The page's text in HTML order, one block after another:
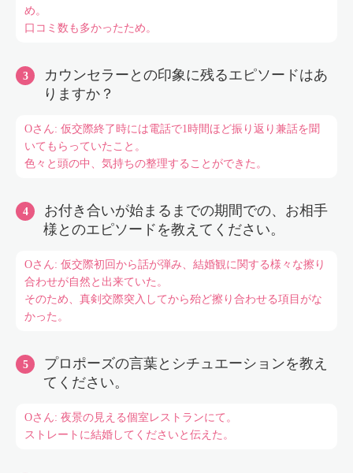
め。
口コミ数も多かったため。
カウンセラーとの印象に残るエピソードはあ
りますか？
Oさん: 仮交際終了時には電話で1時間ほど振り返り兼話を聞
いてもらっていたこと。
色々と頭の中、気持ちの整理することができた。
お付き合いが始まるまでの期間での、お相手
様とのエピソードを教えてください。
Oさん: 仮交際初回から話が弾み、結婚観に関する様々な擦り
合わせが自然と出来ていた。
そのため、真剣交際突入してから殆ど擦り合わせる項目がな
かった。
プロポーズの言葉とシチュエーションを教え
てください。
Oさん: 夜景の見える個室レストランにて。
ストレートに結婚してくださいと伝えた。